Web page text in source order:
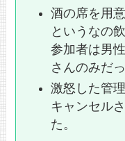
酒の席を用
というなの
参加者は男
さんのみだっ
激怒した管
キャンセル
た。